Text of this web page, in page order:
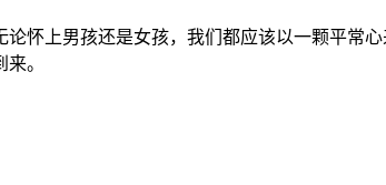
上男孩还是女孩，我们都应该以一颗平常
。